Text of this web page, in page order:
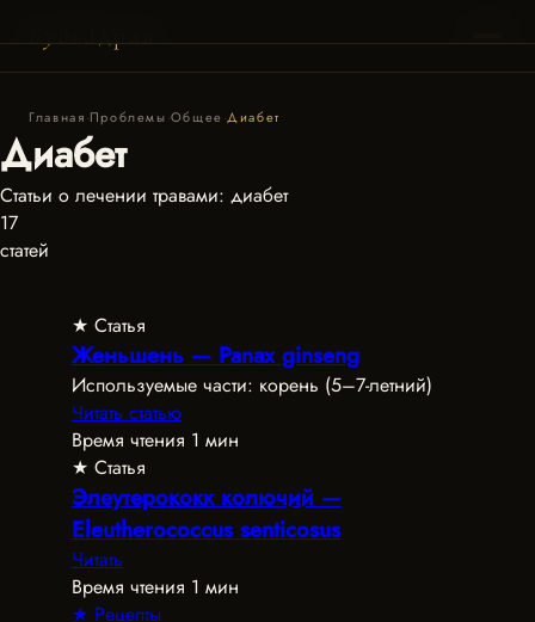
БудьЗдрав
Главная·Проблемы·Общее ·Диабет
Диабет
Статьи о лечении травами: диабет
17
статей
★ Статья
Женьшень — Panax ginseng
Используемые части: корень (5–7-летний)
Читать статью
Время чтения 1 мин
★ Статья
Элеутерококк колючий —
Eleutherococcus senticosus
Читать
Время чтения 1 мин
★ Рецепты
Пагинация
записей